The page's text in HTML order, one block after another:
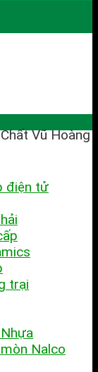
điện tử
trại
Nalco